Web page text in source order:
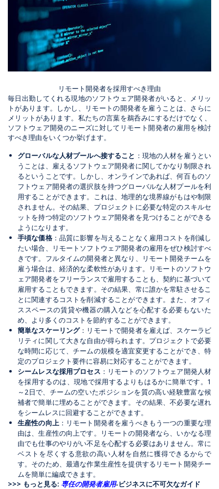
リモート開発者を採用すべき理由
毎日出勤してくれる現地のソフトウェア開発者がいると、メリッ
トがあります。しかし、リモートの開発者を雇うことは、さらに
メリットがあります。私たちの言葉を鵜呑みにするだけでなく、
ソフトウェア開発のニーズに対してリモート開発者の雇用を検討
すべき理由をいくつか挙げます。
グローバルな人材プールへ接すること ：現地の人材を雇うとい
うことは、雇えるソフトウェア開発者に関してかなり制限され
るということです。しかし、オンラインであれば、何百ものソ
フトウェア開発者の選択肢を持つグローバルな人材プールを利
用することができます。これは、地理的な境界線がもはや制限
されません。その結果、プロジェクトに必要な特定のスキルセ
ットを持つ特定のソフトウェア開発者を見つけることができる
ようになります。
手頃な価格：品質に影響を与えることなく雇用コストを削減し
たい場合、リモートソフトウェア開発者の雇用をぜひ検討すべ
きです。フルタイムの開発者と異なり、リモート開発チームを
雇う場合は、経済的な柔軟性があります。リモートのソフトウ
ェア開発者をフリーランスで雇用することも、契約に基づいて
雇用することもできます。その結果、常に誰かを常駐させるこ
とに関連するコストを削減することができます。また、オフィ
ススペースの賃貸や機器の購入などを心配する必要もないた
め、より多くのコストを節約することができます。
簡単なスケーリング：リモートで開発者を雇えば、スケーラビ
リティに関して大きな自由が得られます。プロジェクトで必要
な時間に応じて、チームの規模を適宜変更することができ、特
定のプロジェクト要件に容易に対応することができます。
シームレスな採用プロセス ：リモートのソフトウェア開発人材
を採用するのは、現地で採用するよりもはるかに簡単です。1
～2日で、チームの空いたポジションを質の高い経験豊富な候
補者で簡単に埋めることができます。その結果、不必要な遅れ
をシームレスに回避することができます。
生産性の向上 ：リモート開発者を雇うべきもう一つの重要な理
由は、生産性の向上です。リモートの開発者なら、いかなる理
由でも仕事のやりがい不足を心配する必要はありません。常に
ベストを尽くする意欲の高い人材を自然に獲得できるからで
す。そのため、最適な作業生産性を提供するリモート開発チー
ムを簡単に編成できます。
>>> もっと見る: 専任の開発者雇用‐ビジネスに不可欠なガイド